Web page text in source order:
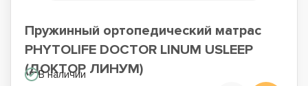
Пружинный ортопедический матрас
PHYTOLIFE DOCTOR LINUM USLEEP
(ДОКТОР ЛИНУМ)
В наличии